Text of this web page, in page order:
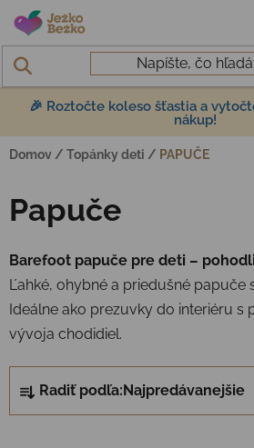
Prejsť na obsah
🎉 Roztočte koleso šťastia a
nákup!
Domov / Topánky deti / PAPUČE
Papuče
Barefoot papuče pre deti –
Ľahké, ohybné a priedušné papuče
Ideálne ako prezuvky do interiéru
vývoja chodidiel.
Radiť podľa: Najpredávanejšie